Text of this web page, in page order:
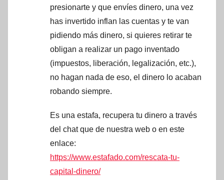
presionarte y que envíes dinero, una vez
has invertido inflan las cuentas y te van
pidiendo más dinero, si quieres retirar te
obligan a realizar un pago inventado
(impuestos, liberación, legalización, etc.),
no hagan nada de eso, el dinero lo acaban
robando siempre.
Es una estafa, recupera tu dinero a través
del chat que de nuestra web o en este
enlace:
https://www.estafado.com/rescata-tu-
capital-dinero/